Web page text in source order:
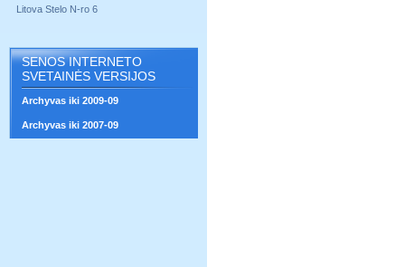
Litova Stelo N-ro 6
SENOS INTERNETO
SVETAINĖS VERSIJOS
Archyvas iki 2009-09
Archyvas iki 2007-09